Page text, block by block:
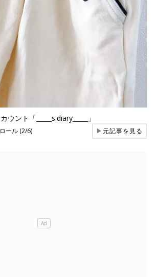
ント「_____s.diary_____」
ール (2/6) ▶元記事を見る